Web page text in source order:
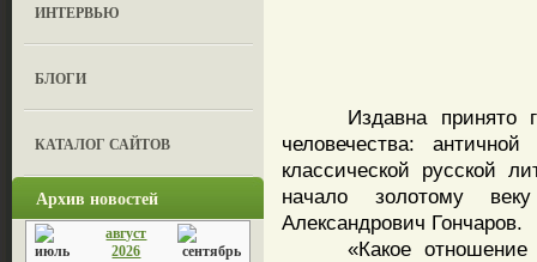
ИНТЕРВЬЮ
БЛОГИ
КАТАЛОГ САЙТОВ
Архив новостей
август
2026
Издавна принято
человечества:
классической русской
начало золотому
Александрович Гончаров.
«Какое отношение